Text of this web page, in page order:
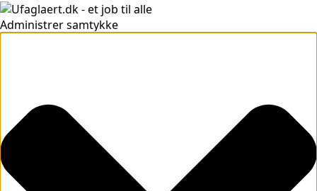
Administrer samtykke